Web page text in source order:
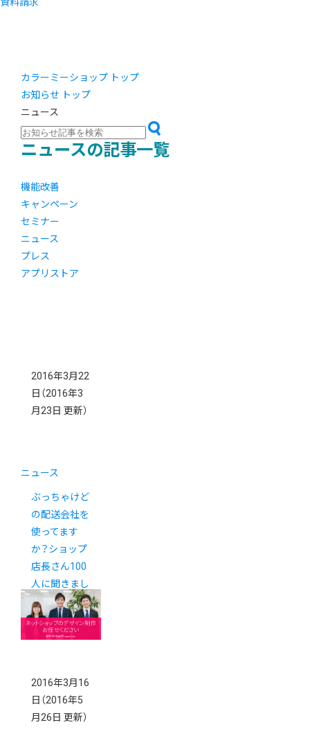
カラーミーショップ トップ
お知らせ トップ
ニュース
ニュースの記事一覧
機能改善
キャンペーン
セミナー
ニュース
プレス
アプリストア
2016年3月22
日 （2016年3
月23日 更新）
ニュース
ぶっちゃけど
の配送会社を
使ってます
か？ショップ
店長さん100
人に聞きまし
た。
2016年3月16
日 （2016年5
月26日 更新）